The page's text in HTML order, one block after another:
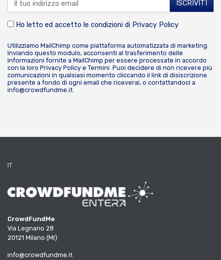
Ho letto ed accetto le condizioni di Privacy Policy
Utilizziamo MailChimp come piattaforma automatizzata di marketing.
Inviando questo modulo, acconsenti al trasferimento delle
informazioni fornite a MailChimp per essere processate in accordo
con la loro Privacy Policy e Termini. Puoi decidere di non ricevere più
comunicazioni in qualsiasi momento cliccando il link di disiscrizione
presente a fondo di ogni email che riceverai, o contattandoci a
info@crowdfundme.it.
IT
CrowdFundMe
Via Legnano 28
20121 Milano (MI)
info@crowdfundme.it